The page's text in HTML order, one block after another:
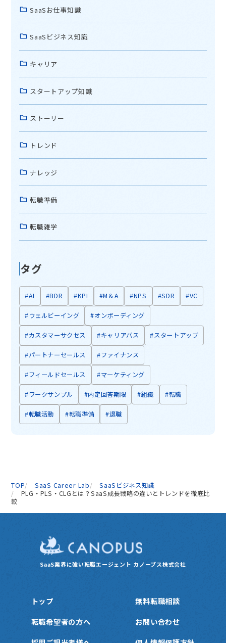
SaaSお仕事知識
SaaSビジネス知識
キャリア
スタートアップ知識
ストーリー
トレンド
ナレッジ
転職準備
転職雑学
タグ
#AI #BDR #KPI #M＆A #NPS #SDR #VC
#ウェルビーイング #オンボーディング
#カスタマーサクセス #キャリアパス #スタートアップ
#パートナーセールス #ファイナンス
#フィールドセールス #マーケティング
#ワークサンプル #内定回答期限 #組織 #転職
#転職活動 #転職準備 #退職
TOP SaaS Career Lab
SaaSビジネス知識
PLG・PLS・CLGとは？SaaS成長戦略の違いとトレンドを徹底比
較
SaaS業界に強い転職エージェント カノープス株式会社
トップ
転職希望者の方へ
無料転職相談
お問い合わせ